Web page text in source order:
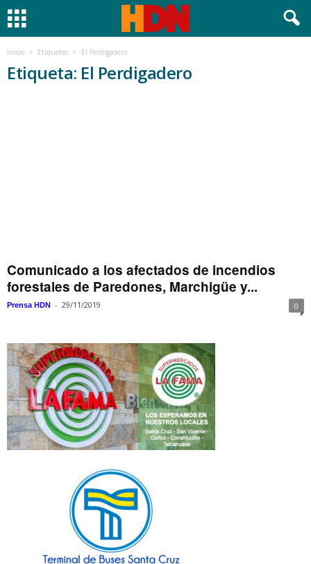
Inicio Etiquetas El Perdigadero
Etiqueta: El Perdigadero
Comunicado a los afectados de incendios
forestales de Paredones, Marchigüe y...
Prensa HDN - 29/11/2019 0